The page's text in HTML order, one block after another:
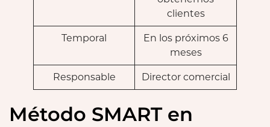
clientes
Temporal
En los próximos 6
meses
Responsable Director comercial
Método SMART en